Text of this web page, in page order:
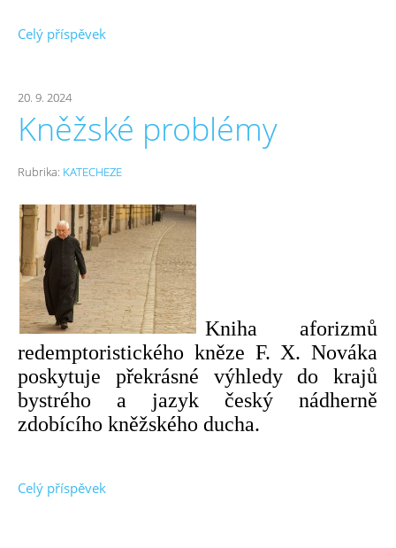
Celý příspěvek
20. 9. 2024
Kněžské problémy
Rubrika: KATECHEZE
Kniha aforizmů
redemptoristického kněze F. X. Nováka
poskytuje překrásné výhledy do krajů
bystrého a jazyk český nádherně
zdobícího kněžského ducha.
Celý příspěvek